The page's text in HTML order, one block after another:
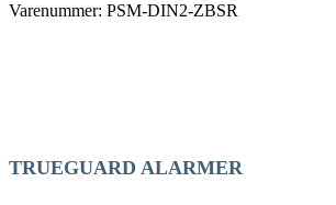
Varenummer: PSM-DIN2-ZBSR
TRUEGUARD ALARMER